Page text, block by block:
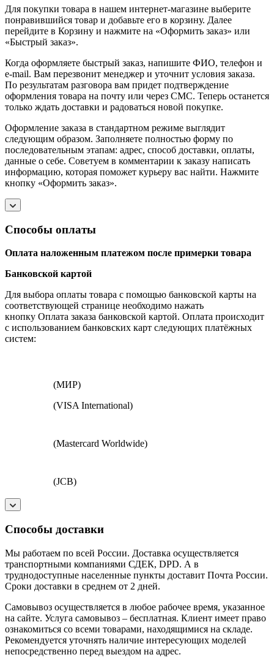
Для покупки товара в нашем интернет-магазине выберите
понравившийся товар и добавьте его в корзину. Далее
перейдите в Корзину и нажмите на «Оформить заказ» или
«Быстрый заказ».
Когда оформляете быстрый заказ, напишите ФИО, телефон и
e-mail. Вам перезвонит менеджер и уточнит условия заказа.
По результатам разговора вам придет подтверждение
оформления товара на почту или через СМС. Теперь останется
только ждать доставки и радоваться новой покупке.
Оформление заказа в стандартном режиме выглядит
следующим образом. Заполняете полностью форму по
последовательным этапам: адрес, способ доставки, оплаты,
данные о себе. Советуем в комментарии к заказу написать
информацию, которая поможет курьеру вас найти. Нажмите
кнопку «Оформить заказ».
Способы оплаты
Оплата наложенным платежом после примерки товара
Банковской картой
Для выбора оплаты товара с помощью банковской карты на
соответствующей странице необходимо нажать
кнопку Оплата заказа банковской картой. Оплата происходит
с использованием банковских карт следующих платёжных
систем:
(МИР)
(VISA International)
(Mastercard Worldwide)
(JCB)
Способы доставки
Мы работаем по всей России. Доставка осуществляется
транспортными компаниями СДЕК, DPD. А в
труднодоступные населенные пункты доставит Почта России.
Сроки доставки в среднем от 2 дней.
Самовывоз осуществляется в любое рабочее время, указанное
на сайте. Услуга самовывоз – бесплатная. Клиент имеет право
ознакомиться со всеми товарами, находящимися на складе.
Рекомендуется уточнять наличие интересующих моделей
непосредственно перед выездом на адрес.